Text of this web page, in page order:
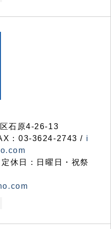
石原4-26-13
：03-3624-2743 / i
休日：日曜日・祝祭